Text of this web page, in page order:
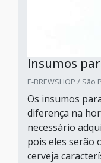
Insumos
E-BREWSHOP / São
Os insumos
diferença na
necessário
pois eles serão
cerveja